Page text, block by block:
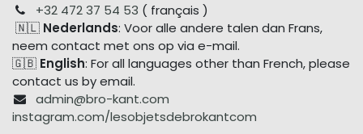
+32 472 37 54 53 ( français )
🇳🇱 Nederlands: Voor alle andere talen dan Frans,
neem contact met ons op via e-mail.
🇬🇧 English: For all languages other than French, please
contact us by email.
admin@bro-kant.com
instagram.com/lesobjetsdebrokantcom